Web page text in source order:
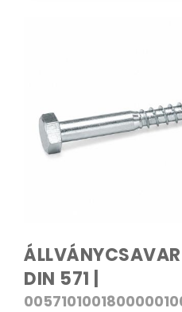
DIN 571 |